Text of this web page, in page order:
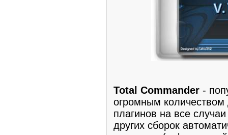
Total Commander -
огромным
плагинов на все
других сборок